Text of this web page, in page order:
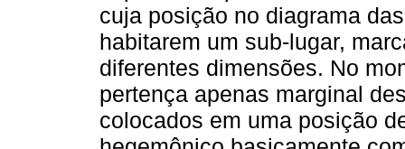
cuja posição no diagrama
habitarem um sub-lugar,
diferentes dimensões. No
pertença apenas marginal
colocados em uma posição